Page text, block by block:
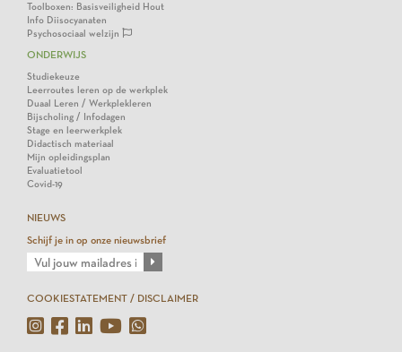
Toolboxen: Basisveiligheid Hout
Info Diisocyanaten
Psychosociaal welzijn
ONDERWIJS
Studiekeuze
Leerroutes leren op de werkplek
Duaal Leren / Werkplekleren
Bijscholing / Infodagen
Stage en leerwerkplek
Didactisch materiaal
Mijn opleidingsplan
Evaluatietool
Covid-19
NIEUWS
Schijf je in op onze nieuwsbrief
COOKIESTATEMENT / DISCLAIMER